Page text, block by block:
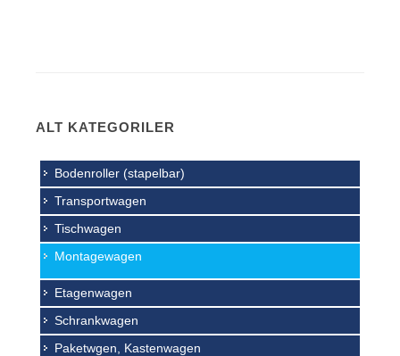
einen besseren Übersicht und schnellen Zugriff
können die Ebenen schräg eingehängt werden.
ALT KATEGORILER
Bodenroller (stapelbar)
Transportwagen
Tischwagen
Montagewagen
Etagenwagen
Schrankwagen
Paketwgen, Kastenwagen